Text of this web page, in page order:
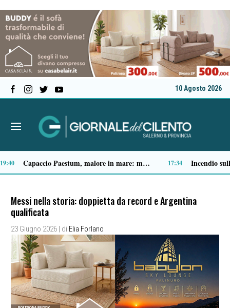
10 Agosto 2026
09:05 09:04
Messi nella storia: doppietta da record e Argentina
qualificata
23 Giugno 2026 | di Elia Forlano